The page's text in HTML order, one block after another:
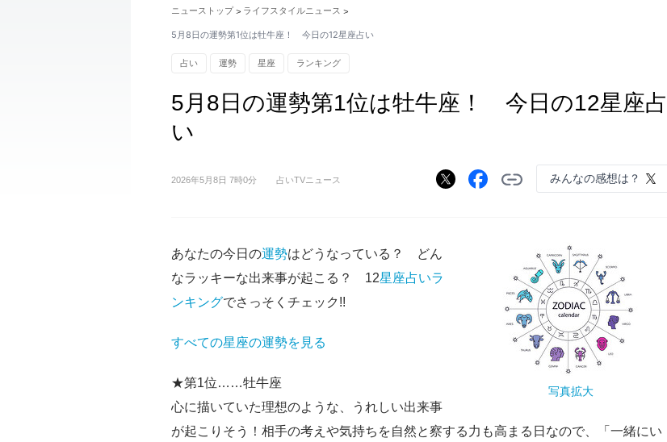
ニューストップ > ライフスタイルニュース >
5月8日の運勢第1位は牡牛座！ 今日の12星座占い
占い 運勢 星座 ランキング
5月8日の運勢第1位は牡牛座！ 今日の12星座占
い
2026年5月8日 7時0分 占いTVニュース みんなの感想は？
写真拡大
あなたの今日の運勢はどうなっている？ どん
なラッキーな出来事が起こる？ 12星座占いラ
ンキングでさっそくチェック!!
すべての星座の運勢を見る
★第1位……牡牛座
心に描いていた理想のような、うれしい出来事
が起こりそう！相手の考えや気持ちを自然と察する力も高まる日なので、「一緒にい